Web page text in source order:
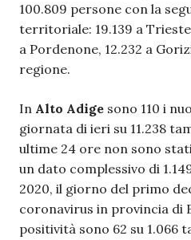
100.809 persone con la
territoriale: 19.139 a
a Pordenone, 12.232 a
regione.
In Alto Adige sono 110 i
giornata di ieri su 11.238
ultime 24 ore non sono
un dato complessivo di
2020, il giorno del primo
coronavirus in provincia di
positività sono 62 su 1.066